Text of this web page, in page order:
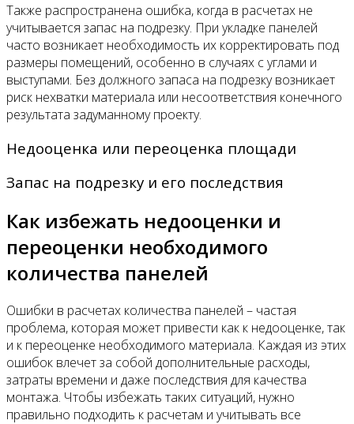
Также распространена ошибка, когда в расчетах не
учитывается запас на подрезку. При укладке панелей
часто возникает необходимость их корректировать под
размеры помещений, особенно в случаях с углами и
выступами. Без должного запаса на подрезку возникает
риск нехватки материала или несоответствия конечного
результата задуманному проекту.
Недооценка или переоценка площади
Запас на подрезку и его последствия
Как избежать недооценки и
переоценки необходимого
количества панелей
Ошибки в расчетах количества панелей – частая
проблема, которая может привести как к недооценке, так
и к переоценке необходимого материала. Каждая из этих
ошибок влечет за собой дополнительные расходы,
затраты времени и даже последствия для качества
монтажа. Чтобы избежать таких ситуаций, нужно
правильно подходить к расчетам и учитывать все